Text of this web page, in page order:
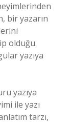
bir yazarın
olduğu
yazıya
yazıya
ile yazı
tarzı,